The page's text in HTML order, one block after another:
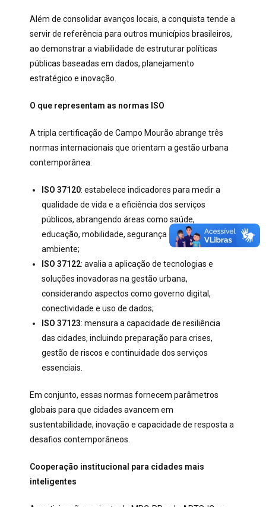
Além de consolidar avanços locais, a conquista tende a
servir de referência para outros municípios brasileiros,
ao demonstrar a viabilidade de estruturar políticas
públicas baseadas em dados, planejamento
estratégico e inovação.
O que representam as normas ISO
A tripla certificação de Campo Mourão abrange três
normas internacionais que orientam a gestão urbana
contemporânea:
ISO 37120: estabelece indicadores para medir a
qualidade de vida e a eficiência dos serviços
públicos, abrangendo áreas como saúde,
educação, mobilidade, segurança e meio
ambiente;
ISO 37122: avalia a aplicação de tecnologias e
soluções inovadoras na gestão urbana,
considerando aspectos como governo digital,
conectividade e uso de dados;
ISO 37123: mensura a capacidade de resiliência
das cidades, incluindo preparação para crises,
gestão de riscos e continuidade dos serviços
essenciais.
Em conjunto, essas normas fornecem parâmetros
globais para que cidades avancem em
sustentabilidade, inovação e capacidade de resposta a
desafios contemporâneos.
Cooperação institucional para cidades mais
inteligentes